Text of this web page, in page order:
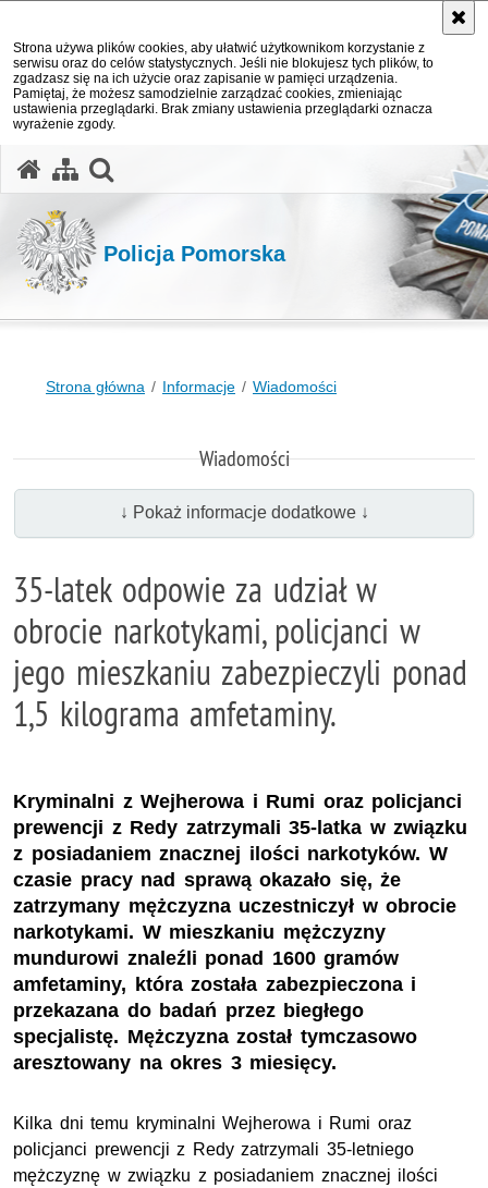
Strona używa plików cookies, aby ułatwić użytkownikom korzystanie z
serwisu oraz do celów statystycznych. Jeśli nie blokujesz tych plików, to
zgadzasz się na ich użycie oraz zapisanie w pamięci urządzenia.
Pamiętaj, że możesz samodzielnie zarządzać cookies, zmieniając
ustawienia przeglądarki. Brak zmiany ustawienia przeglądarki oznacza
wyrażenie zgody.
Policja Pomorska
Strona główna Informacje Wiadomości
Wiadomości
↓ Pokaż informacje dodatkowe ↓
35-latek odpowie za udział w
obrocie narkotykami, policjanci w
jego mieszkaniu zabezpieczyli ponad
1,5 kilograma amfetaminy.
Kryminalni z Wejherowa i Rumi oraz policjanci
prewencji z Redy zatrzymali 35-latka w związku
z posiadaniem znacznej ilości narkotyków. W
czasie pracy nad sprawą okazało się, że
zatrzymany mężczyzna uczestniczył w obrocie
narkotykami. W mieszkaniu mężczyzny
mundurowi znaleźli ponad 1600 gramów
amfetaminy, która została zabezpieczona i
przekazana do badań przez biegłego
specjalistę. Mężczyzna został tymczasowo
aresztowany na okres 3 miesięcy.
Kilka dni temu kryminalni Wejherowa i Rumi oraz
policjanci prewencji z Redy zatrzymali 35-letniego
mężczyznę w związku z posiadaniem znacznej ilości